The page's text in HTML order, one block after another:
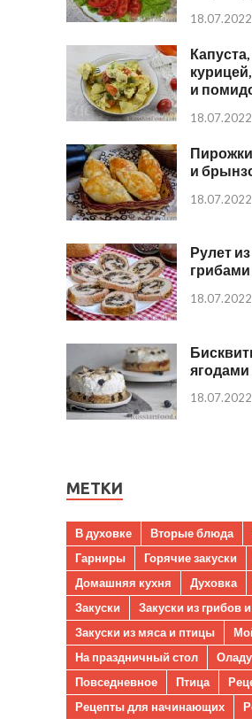
18.07.2022
и
18.07.2022
и
18.07.2022
Рулет
18.07.2022
ягодами
18.07.2022
МЕТКИ
В духовке Вторые блюда
Гарниры
Горячие закуски
Домашняя кухня
Духовка
Закуски
Закуски из грибов
Закуски из мяса и птицы
На праздничный стол
Повседневное
Птица
Рецепты для начинающих